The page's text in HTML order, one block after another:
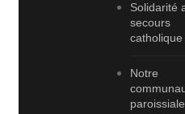
Solidarité
secours
catholique
Notre
paroissiale